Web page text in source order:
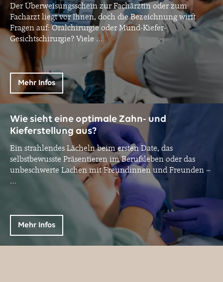
Der Überweisungsschein zur Fachärztin oder zum
Facharzt liegt vor Ihnen, doch die Bezeichnung wirft
Fragen auf: Oralchirurgie oder Mund-Kiefer-
Gesichtschirurgie? Viele …
Mehr Infos
Wie sieht eine optimale Zahn- und
Kieferstellung aus?
Ein strahlendes Lächeln beim ersten Date, das
selbstbewusste Präsentieren im Berufsleben oder das
unbeschwerte Lachen mit Freundinnen und Freunden –
…
Mehr Infos